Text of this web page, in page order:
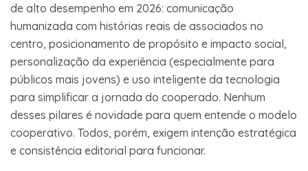
de alto desempenho em 2026: comunicação
humanizada com histórias reais de associados no
centro, posicionamento de propósito e impacto social,
personalização da experiência (especialmente para
públicos mais jovens) e uso inteligente da tecnologia
para simplificar a jornada do cooperado. Nenhum
desses pilares é novidade para quem entende o modelo
cooperativo. Todos, porém, exigem intenção estratégica
e consistência editorial para funcionar.